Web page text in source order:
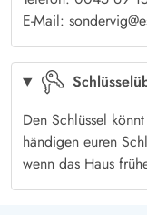
Erlebnisbad
Erlebnis. Jeder findet
persönliches
E-Mail:
Den Schlüssel
händigen euren
wenn das Haus